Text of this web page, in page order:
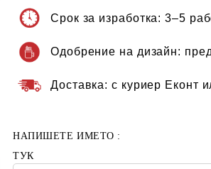
Срок за изработка: 3–5
Одобрение на дизайн:
Доставка: с куриер Еконт
НАПИШЕТЕ ИМЕТО :
ТУК